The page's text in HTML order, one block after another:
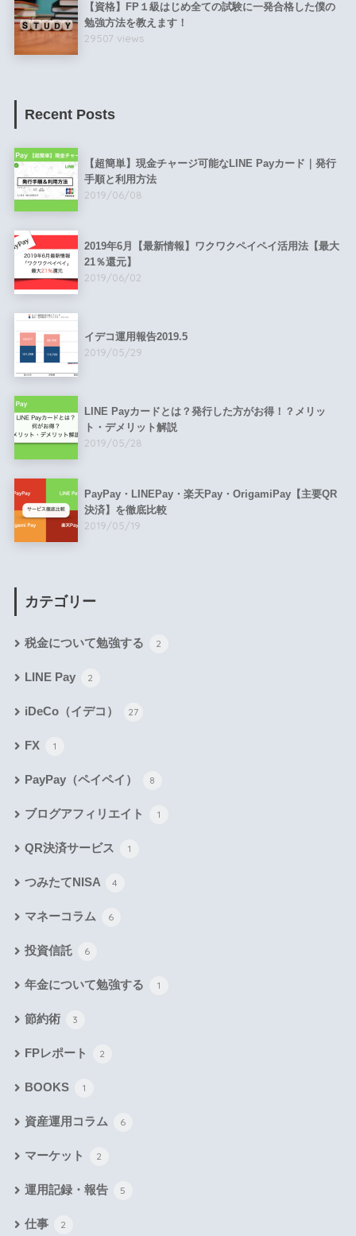
【資格】FP１級はじめ全ての試験に一発合格した僕の
勉強方法を教えます！
29507 views
Recent Posts
【超簡単】現金チャージ可能なLINE Payカード｜発行
手順と利用方法
2019/06/08
2019年6月【最新情報】ワクワクペイペイ活用法【最大
21％還元】
2019/06/02
イデコ運用報告2019.5
2019/05/29
LINE Payカードとは？発行した方がお得！？メリッ
ト・デメリット解説
2019/05/28
PayPay・LINEPay・楽天Pay・OrigamiPay【主要QR
決済】を徹底比較
2019/05/19
カテゴリー
税金について勉強する 2
LINE Pay 2
iDeCo（イデコ） 27
FX 1
PayPay（ペイペイ） 8
ブログアフィリエイト 1
QR決済サービス 1
つみたてNISA 4
マネーコラム 6
投資信託 6
年金について勉強する 1
節約術 3
FPレポート 2
BOOKS 1
資産運用コラム 6
マーケット 2
運用記録・報告 5
仕事 2